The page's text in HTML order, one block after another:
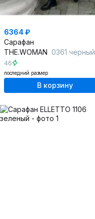
6364 ₽
Сарафан
THE.WOMAN 0361 черный
46
последний размер
В корзину